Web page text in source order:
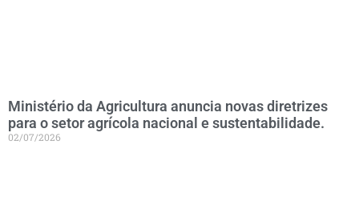
Ministério da Agricultura anuncia novas diretrizes
para o setor agrícola nacional e sustentabilidade.
02/07/2026